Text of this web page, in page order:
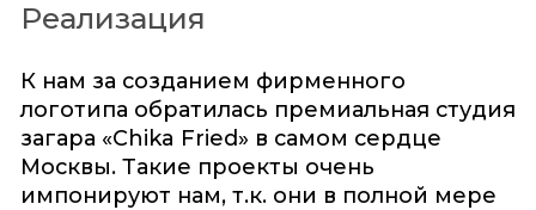
Реализация
К нам за созданием фирменного
логотипа обратилась премиальная студия
загара «Chika Fried» в самом сердце
Москвы. Такие проекты очень
импонируют нам, т.к. они в полной мере